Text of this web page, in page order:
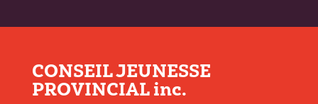
CONSEIL JEUNESSE
PROVINCIAL inc.